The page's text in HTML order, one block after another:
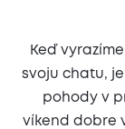
Keď
svoju chatu,
pohody v
víkend dobre